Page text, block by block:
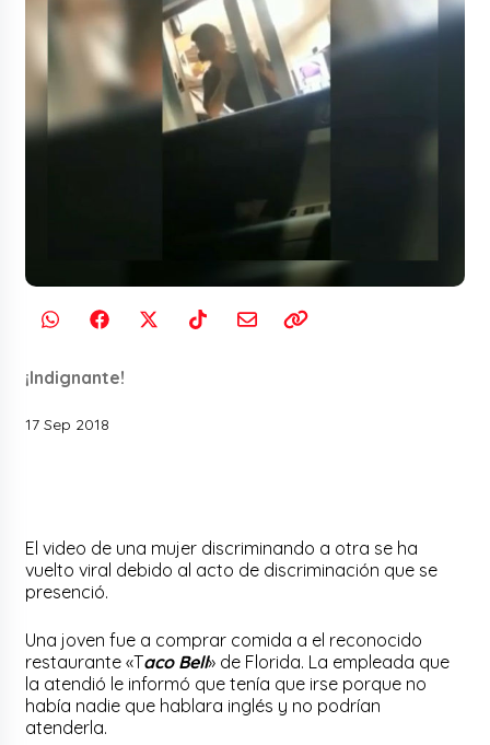
¡Indignante!
17 Sep 2018
El video de una mujer discriminando a otra se ha
vuelto viral debido al acto de discriminación que se
presenció.
Una joven fue a comprar comida a el reconocido
restaurante «Taco Bell» de Florida. La empleada que
la atendió le informó que tenía que irse porque no
había nadie que hablara inglés y no podrían
atenderla.